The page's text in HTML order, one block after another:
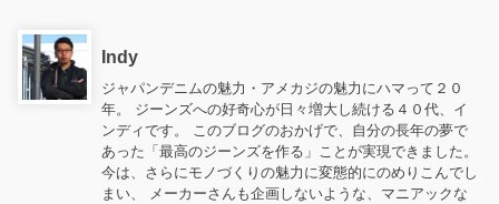
Indy
ジャパンデニムの魅力・アメカジの魅力にハマって２０
年。 ジーンズへの好奇心が日々増大し続ける４０代、イ
ンディです。 このブログのおかげで、自分の長年の夢で
あった「最高のジーンズを作る」ことが実現できました。
今は、さらにモノづくりの魅力に変態的にのめりこんでし
まい、 メーカーさんも企画しないような、マニアックな